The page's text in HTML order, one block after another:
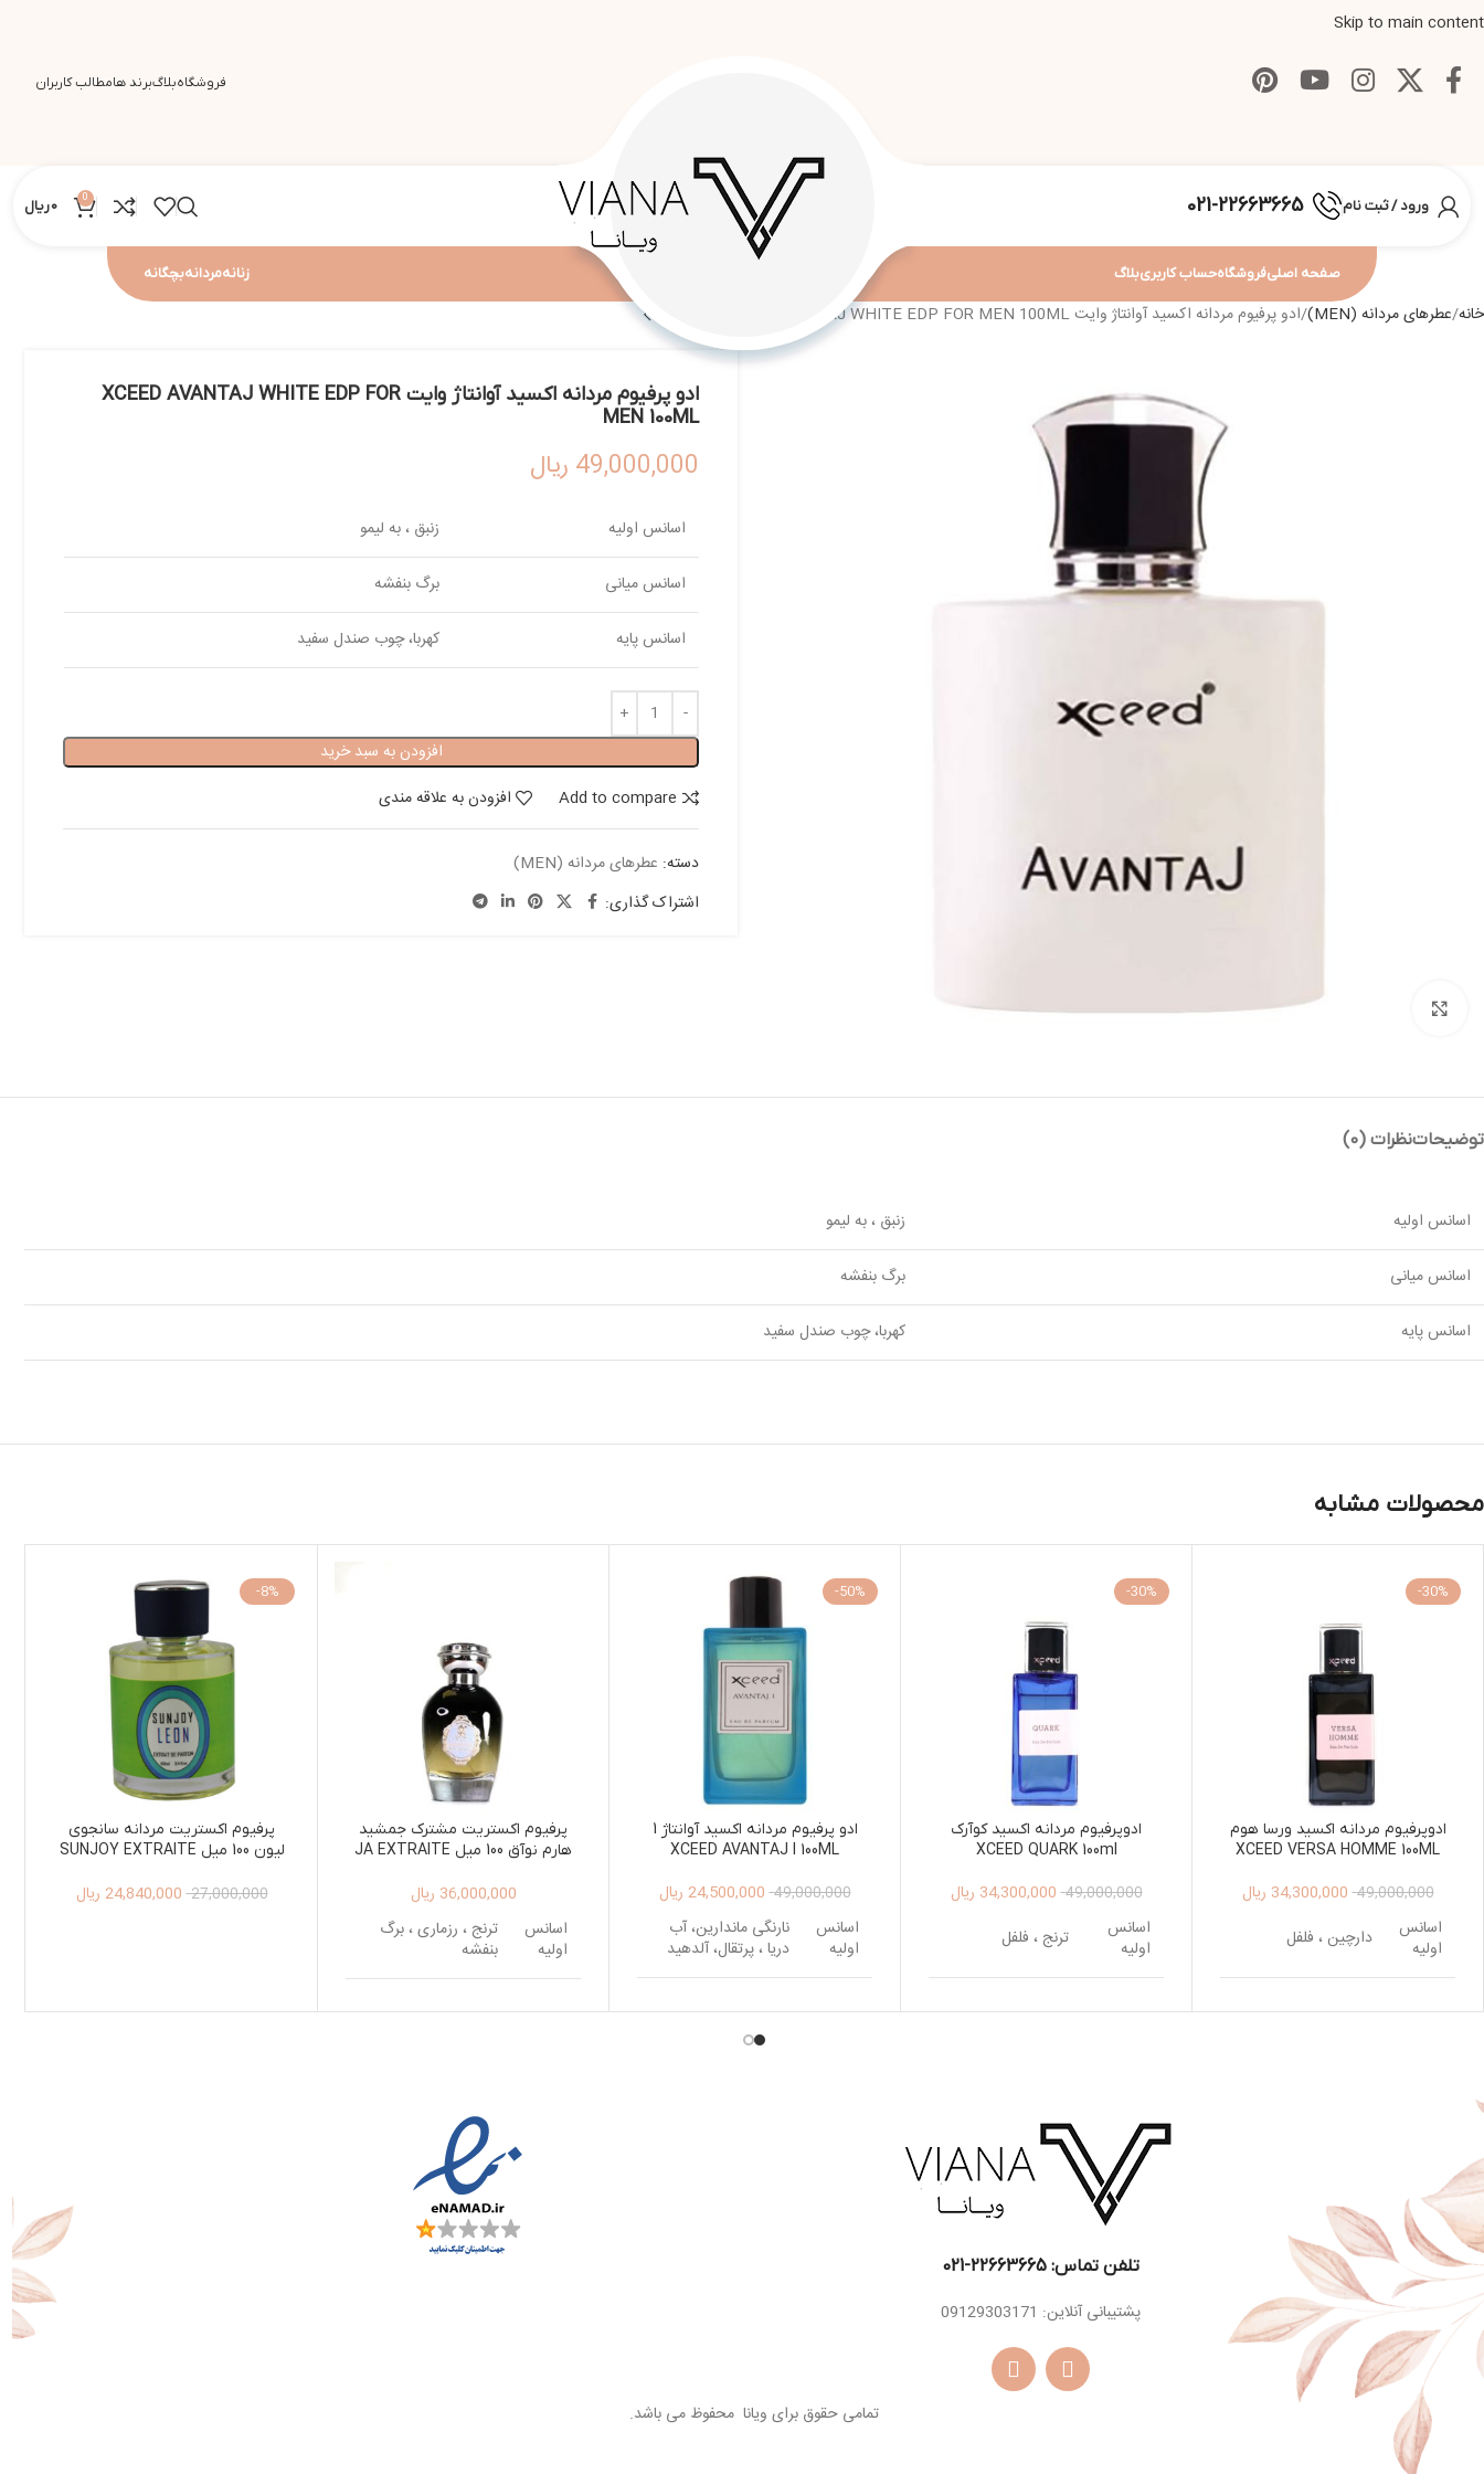
Skip to main content
فروشگاهبلاگبرند هامطالب کاربران
ورود / ثبت نام 021-22663665
0
0ریال
صفحه اصلیفروشگاهحساب کاربریبلاگ زنانهمردانهبچگانه
خانه عطرهای مردانه (MEN) ادو پرفیوم مردانه اکسید آوانتاژ وایت XCEED AVANTAJ WHITE EDP FOR MEN 100ML
ادو پرفیوم مردانه اکسید آوانتاژ وایت XCEED AVANTAJ WHITE EDP FOR
MEN 100ML
49,000,000 ریال
اسانس اولیه زنبق ، به لیمو
اسانس میانی برگ بنفشه
اسانس پایه کهربا، چوب صندل سفید
افزودن به سبد خرید
Add to compare
افزودن به علاقه مندی
دسته: عطرهای مردانه (MEN)
اشتراک گذاری:
توضیحاتنظرات (0)
اسانس اولیه زنبق ، به لیمو
اسانس میانی برگ بنفشه
اسانس پایه کهربا، چوب صندل سفید
محصولات مشابه
-30%
ادوپرفیوم مردانه اکسید ورسا هوم
XCEED VERSA HOMME 100ML
49,000,000
34,300,000 ریال
اسانس
اولیه دارچین ، فلفل
اسانس لابدانیوم، تنباکو ،
-30%
ادوپرفیوم مردانه اکسید کوآرک
XCEED QUARK 100ml
49,000,000
34,300,000 ریال
اسانس
اولیه ترنج ، فلفل
اسانس سالویا ، سدر
-50%
ادو پرفیوم مردانه اکسید آوانتاژ 1
XCEED AVANTAJ I 100ML
49,000,000
24,500,000 ریال
اسانس
اولیه
نارنگی ماندارین، آب
دریا ، پرتقال، آلدهید
اسانس بهار نارنج، سدر ، فلفل
پرفیوم اکستریت مشترک جمشید
هارم نوآق 100 میل JA EXTRAITE
36,000,000 ریال
اسانس
اولیه
ترنج ، رزماری ، برگ
بنفشه
اسانس کهربا، وانیل ، صمغ
چوب صندل سفید ،
چرم ، عود
-8%
پرفیوم اکستریت مردانه سانجوی
لیون 100 میل SUNJOY EXTRAITE
100ML27,000,000
24,840,000 ریال
تلفن تماس: 22663665-021​
پشتیبانی آنلاین: 09129303171
تمامی حقوق برای ویانا محفوظ می باشد.